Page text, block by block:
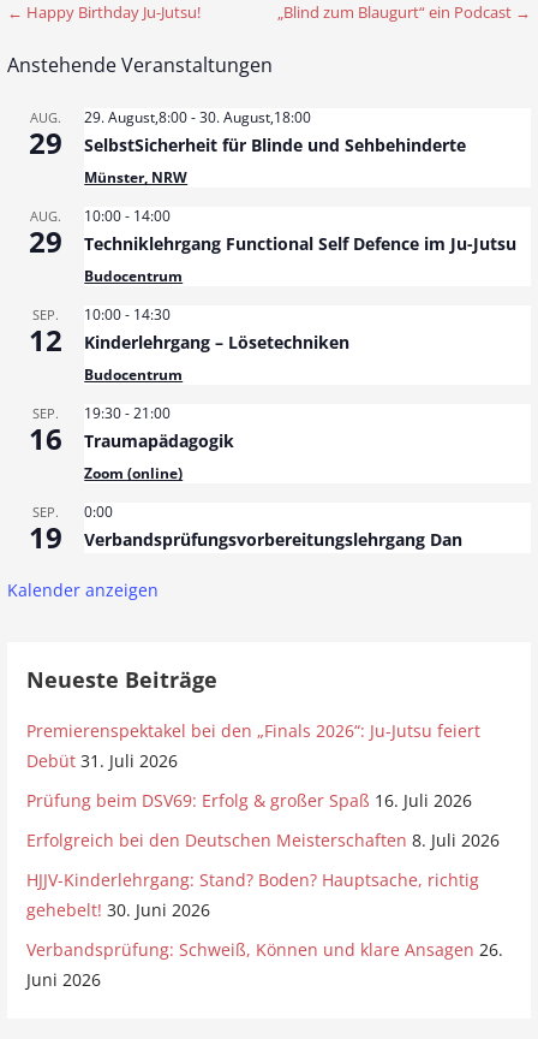
B
e
a
n
← Happy Birthday Ju-Jutsu! „Blind zum Blaugurt“ ein Podcast →
Anstehende Veranstaltungen
AUG.
29
29. August,8:00-30. August,18:00
SelbstSicherheit für Blinde und Sehbehinderte
Münster, NRW
AUG.
29
10:00- 14:00
Techniklehrgang Functional Self Defence im Ju-Jutsu
Budocentrum
SEP.
12
10:00- 14:30
Kinderlehrgang – Lösetechniken
Budocentrum
SEP.
16
19:30-21:00
Traumapädagogik
Zoom (online)
SEP.
19
0:00
Verbandsprüfungsvorbereitungslehrgang Dan
Kalender anzeigen
Neueste Beiträge
Premierenspektakel bei den „Finals 2026“: Ju-Jutsu feiert
Debüt 31. Juli 2026
Prüfung beim DSV69: Erfolg & großer Spaß 16. Juli 2026
Erfolgreich bei den Deutschen Meisterschaften 8. Juli 2026
HJJV-Kinderlehrgang: Stand? Boden? Hauptsache, richtig
gehebelt! 30. Juni 2026
Verbandsprüfung: Schweiß, Können und klare Ansagen 26.
Juni 2026